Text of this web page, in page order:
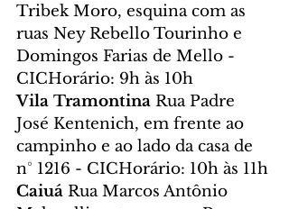
Tribek Moro, esquina com as
ruas Ney Rebello Tourinho e
Domingos Farias de Mello -
CICHorário: 9h às 10h
Vila Tramontina Rua Padre
José Kentenich, em frente ao
campinho e ao lado da casa de
n° 1216 - CICHorário: 10h às 11h
Caiuá Rua Marcos Antônio